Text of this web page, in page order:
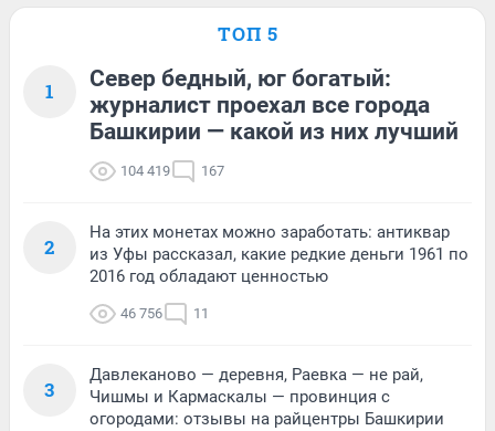
ТОП 5
1
Север бедный, юг богатый:
журналист проехал все города
Башкирии — какой из них лучший
104 419 167
2
На этих монетах можно заработать: антиквар
из Уфы рассказал, какие редкие деньги 1961 по
2016 год обладают ценностью
46 756 11
3
Давлеканово — деревня, Раевка — не рай,
Чишмы и Кармаскалы — провинция с
огородами: отзывы на райцентры Башкирии